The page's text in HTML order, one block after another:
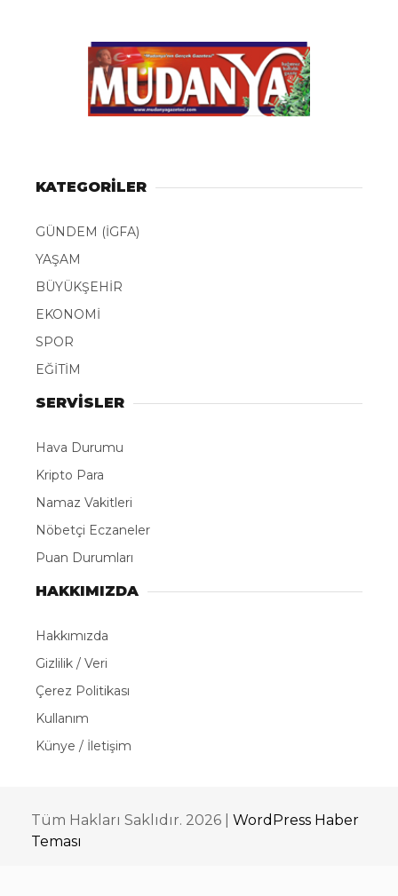
KATEGORİLER
GÜNDEM (İGFA)
YAŞAM
BÜYÜKŞEHİR
EKONOMİ
SPOR
EĞİTİM
SERVİSLER
Hava Durumu
Kripto Para
Namaz Vakitleri
Nöbetçi Eczaneler
Puan Durumları
HAKKIMIZDA
Hakkımızda
Gizlilik / Veri
Çerez Politikası
Kullanım
Künye / İletişim
Tüm Hakları Saklıdır. 2026 | WordPress Haber
Teması